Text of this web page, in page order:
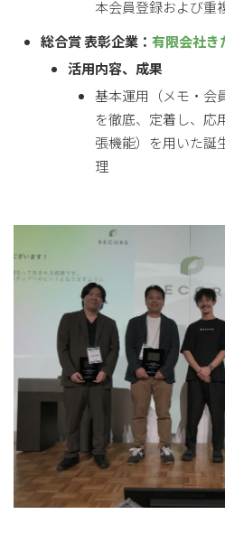
本会員登録および重
総合賞 表彰企業： 有限会社き
活用内容、成果
基本運用（メモ・会
を徹底、定着し、応
張機能）を用いた誕
理
forRetail小売業の
forRetail小売業の